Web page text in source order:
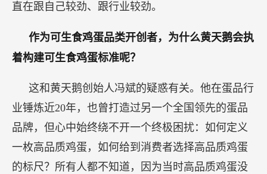
直在跟自己较劲、跟行业较劲。
作为可生食鸡蛋品类开创者，为什么黄天鹅会执
着构建可生食鸡蛋标准呢？
这和黄天鹅创始人冯斌的疑惑有关。他在蛋品行
业锤炼近20年，也曾打造过另一个全国领先的蛋品
品牌，但心中始终绕不开一个终极困扰：如何定义
一枚高品质鸡蛋，如何给到消费者选择高品质鸡蛋
的标尺？所有人都不知道，因为当时高品质鸡蛋没